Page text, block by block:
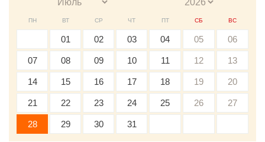
ПН ВТ СР ЧТ ПТ СБ ВС
01 02 03 04 05 06
07 08 09 10 11 12 13
14 15 16 17 18 19 20
21 22 23 24 25 26 27
28 29 30 31